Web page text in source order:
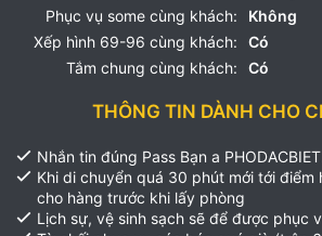
Phục vụ some cùng khách:
Không
Xếp hình 69-96 cùng khách:
Có
Tắm chung cùng khách:
Có
THÔNG TIN DÀNH CHO
Nhắn tin đúng Pass Bạn a
Khi di chuyển quá 30 phút mới tới điểm
cho hàng trước khi lấy phòng
Lịch sự, vệ sinh sạch sẽ để được phục